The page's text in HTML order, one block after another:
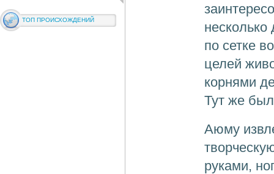
ТОП ПРОИСХОЖДЕНИЙ
несколько
по сетке
целей
корнями
Тут же
Аюму
руками,